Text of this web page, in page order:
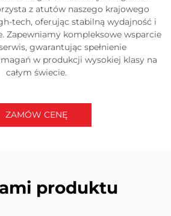
z atutów naszego krajowego
tech, oferując stabilną wydajność i
Zapewniamy kompleksowe wsparcie
gwarantując spełnienie
w produkcji wysokiej klasy na
całym świecie.
ZAMÓW CENĘ
produktu